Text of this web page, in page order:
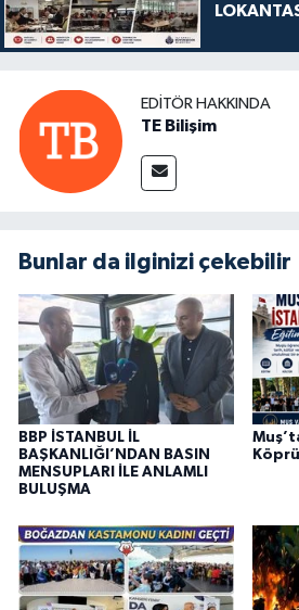
EDITÖR HAKKINDA
TE Bilişim
Bunlar da ilginizi çekebilir
BBP İSTANBUL İL
BAŞKANLIĞI’NDAN BASIN
MENSUPLARI İLE ANLAMLI
BULUŞMA